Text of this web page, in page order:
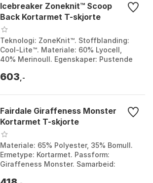
Icebreaker Zoneknit™ Scoop
Back Kortarmet T-skjorte
Teknologi: ZoneKnit™. Stoffblanding:
Cool-Lite™. Materiale: 60% Lyocell,
40% Merinoull. Egenskaper: Pustende
gloryhthr / g...
603 ,-
Fairdale Giraffeness Monster
Kortarmet T-skjorte
Materiale: 65% Polyester, 35% Bomull.
Ermetype: Kortarmet. Passform:
Giraffeness Monster. Samarbeid: